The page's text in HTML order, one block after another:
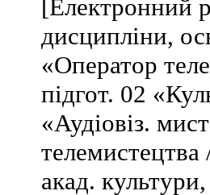
[Електронний
дисципліни,
«Оператор
підгот. 02
«Аудіовіз.
акад.